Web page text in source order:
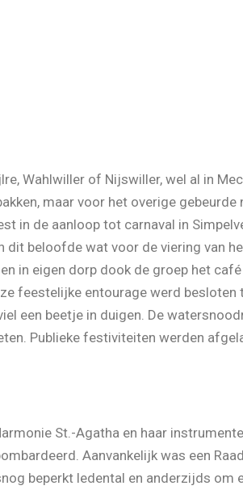
Wahlwiller of Nijswiller, wel al in
maar voor het overige
in de aanloop tot carnaval in
beloofde wat voor de viering van
in eigen dorp dook de groep het
feestelijke entourage werd besloten
een beetje in duigen. De
Publieke festiviteiten werden
St.-Agatha en haar
Aanvankelijk was een
beperkt ledental en anderzijds om